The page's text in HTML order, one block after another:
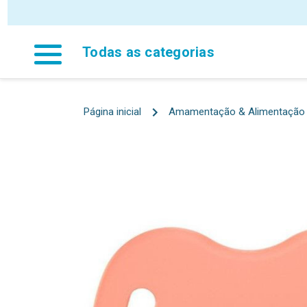
Todas as categorias
Página inicial Amamentação & Alimentação